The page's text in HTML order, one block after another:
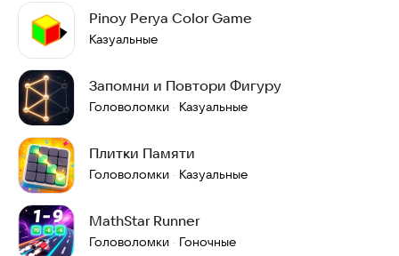
Pinoy Perya Color Game
Казуальные
Запомни и Повтори Фигуру
Головоломки · Казуальные
Плитки Памяти
Головоломки · Казуальные
MathStar Runner
Головоломки · Гоночные